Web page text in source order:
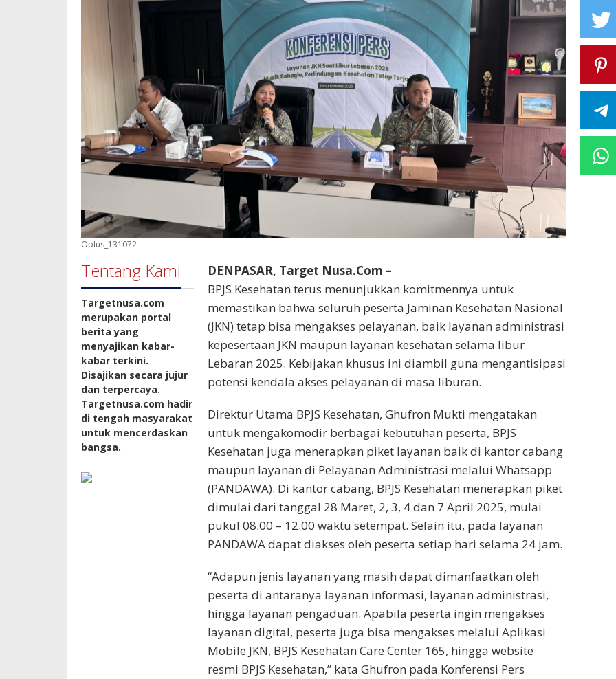
Oplus_131072
Tentang Kami
Targetnusa.com
merupakan portal
berita yang
menyajikan kabar-
kabar terkini.
Disajikan secara jujur
dan terpercaya.
Targetnusa.com hadir
di tengah masyarakat
untuk mencerdaskan
bangsa.
DENPASAR, Target Nusa.Com –
BPJS Kesehatan terus menunjukkan komitmennya untuk
memastikan bahwa seluruh peserta Jaminan Kesehatan Nasional
(JKN) tetap bisa mengakses pelayanan, baik layanan administrasi
kepesertaan JKN maupun layanan kesehatan selama libur
Lebaran 2025. Kebijakan khusus ini diambil guna mengantisipasi
potensi kendala akses pelayanan di masa liburan.
Direktur Utama BPJS Kesehatan, Ghufron Mukti mengatakan
untuk mengakomodir berbagai kebutuhan peserta, BPJS
Kesehatan juga menerapkan piket layanan baik di kantor cabang
maupun layanan di Pelayanan Administrasi melalui Whatsapp
(PANDAWA). Di kantor cabang, BPJS Kesehatan menerapkan piket
dimulai dari tanggal 28 Maret, 2, 3, 4 dan 7 April 2025, mulai
pukul 08.00 – 12.00 waktu setempat. Selain itu, pada layanan
PANDAWA dapat diakses oleh peserta setiap hari selama 24 jam.
“Adapun jenis layanan yang masih dapat dimanfaatkan oleh
peserta di antaranya layanan informasi, layanan administrasi,
hingga layanan pengaduan. Apabila peserta ingin mengakses
layanan digital, peserta juga bisa mengakses melalui Aplikasi
Mobile JKN, BPJS Kesehatan Care Center 165, hingga website
resmi BPJS Kesehatan,” kata Ghufron pada Konferensi Pers